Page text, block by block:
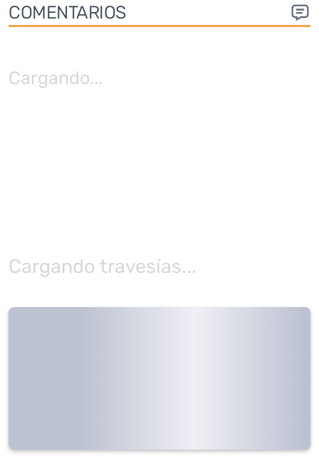
COMENTARIOS
Cargando...
Cargando travesías...